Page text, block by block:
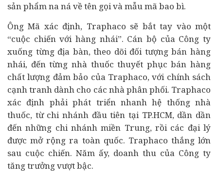
sản phẩm na ná về tên gọi và mẫu mã bao bì.
Ông Mã xác định, Traphaco sẽ bắt tay vào một
“cuộc chiến với hàng nhái”. Cán bộ của Công ty
xuống từng địa bàn, theo dõi đối tượng bán hàng
nhái, đến từng nhà thuốc thuyết phục bán hàng
chất lượng đảm bảo của Traphaco, với chính sách
cạnh tranh dành cho các nhà phân phối. Traphaco
xác định phải phát triển nhanh hệ thống nhà
thuốc, từ chi nhánh đầu tiên tại TP.HCM, dần dần
đến những chi nhánh miền Trung, rồi các đại lý
được mở rộng ra toàn quốc. Traphaco thắng lớn
sau cuộc chiến. Năm ấy, doanh thu của Công ty
tăng trưởng vượt bậc.